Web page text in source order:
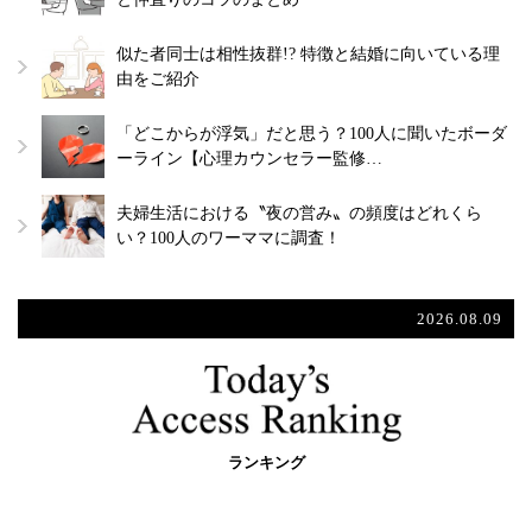
似た者同士は相性抜群!? 特徴と結婚に向いている理
由をご紹介
「どこからが浮気」だと思う？100人に聞いたボーダ
ーライン【心理カウンセラー監修…
夫婦生活における〝夜の営み〟の頻度はどれくら
い？100人のワーママに調査！
2026.08.09
ランキング